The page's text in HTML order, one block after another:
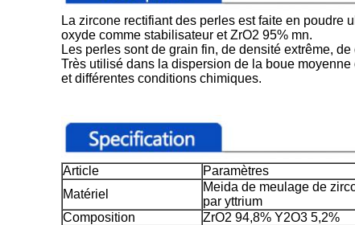
La zircone rectifiant des perles est faite en poudre
oxyde comme stabilisateur et ZrO2 95% mn.
Les perles sont de grain fin, de densité extrême,
Très utilisé dans la dispersion de la boue
et différentes conditions chimiques.
Article Paramètres
Matériel
Meida de meulage de
par yttrium
Composition
ZrO2 94,8% Y2O3 5,2%